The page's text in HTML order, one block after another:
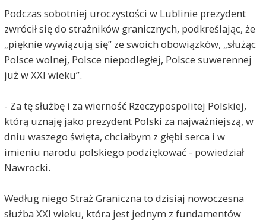
Podczas sobotniej uroczystości w Lublinie prezydent
zwrócił się do strażników granicznych, podkreślając, że
„pięknie wywiązują się” ze swoich obowiązków, „służąc
Polsce wolnej, Polsce niepodległej, Polsce suwerennej
już w XXI wieku”.
- Za tę służbę i za wierność Rzeczypospolitej Polskiej,
którą uznaję jako prezydent Polski za najważniejszą, w
dniu waszego święta, chciałbym z głębi serca i w
imieniu narodu polskiego podziękować - powiedział
Nawrocki.
Według niego Straż Graniczna to dzisiaj nowoczesna
służba XXI wieku, która jest jednym z fundamentów